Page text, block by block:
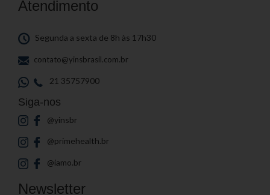
Atendimento
Segunda a sexta de 8h às 17h30
contato@yinsbrasil.com.br
21 35757900
Siga-nos
@yinsbr
@primehealth.br
@iamo.br
Newsletter